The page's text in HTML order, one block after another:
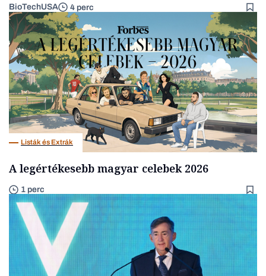
BioTechUSA 4 perc
Listák és Extrák
A legértékesebb magyar celebek 2026
1 perc